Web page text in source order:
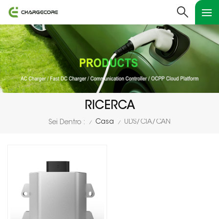
RICERCA
Sei Dentro : / Casa / UDS/CIA/CAN